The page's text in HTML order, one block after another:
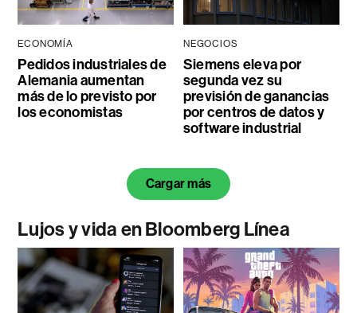
ECONOMÍA
Pedidos industriales de
Alemania aumentan
más de lo previsto por
los economistas
NEGOCIOS
Siemens eleva por
segunda vez su
previsión de ganancias
por centros de datos y
software industrial
Cargar más
Lujos y vida en Bloomberg Línea